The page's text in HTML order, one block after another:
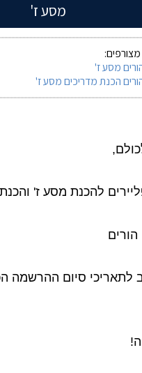
מסע ז'
מסע ז'
הכנת מדריכים מסע ז'
להכנת מסע ז'
הורים
לתאריכי סיום ההרשמה